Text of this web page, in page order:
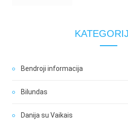
Bendroji informacija
Bilundas
Danija su Vaikais